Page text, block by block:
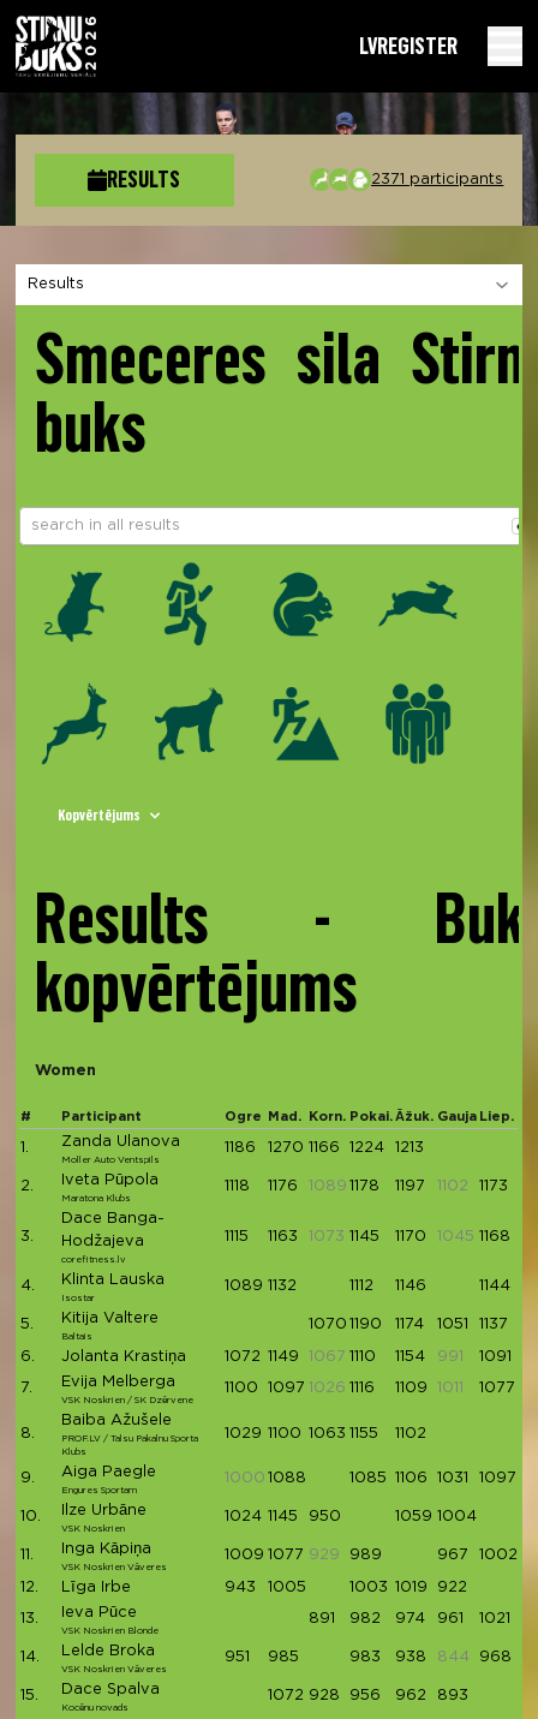
LVREGISTER
RESULTS 2371 participants
Choose a section
Smeceres sila
buks
Kopvērtējums
Results -
kopvērtējums
Women
# Participant Ogre Mad. Korn. Pokai. Āžuk. Gauja Liep.
1. Zanda Ulanova
Moller Auto Ventspils
1186 1270 1166 1224 1213
2. Iveta Pūpola
Maratona Klubs
1118 1176 1089 1178 1197 1102 1173
3.
Dace Banga-
Hodžajeva
corefitness.lv
1115 1163 1073 1145 1170 1045 1168
4. Klinta Lauska
Isostar
1089 1132 1112 1146 1144
5. Kitija Valtere
Baltais
1070 1190 1174 1051 1137
6. Jolanta Krastiņa 1072 1149 1067 1110 1154 991 1091
7. Evija Melberga
VSK Noskrien / SK Dzērvene
1100 1097 1026 1116 1109 1011 1077
8.
Baiba Ažušele
PROF.LV / Talsu Pakalnu Sporta
Klubs
1029 1100 1063 1155 1102
9. Aiga Paegle
Engures Sportam
1000 1088 1085 1106 1031 1097
10. Ilze Urbāne
VSK Noskrien
1024 1145 950 1059 1004
11. Inga Kāpiņa
VSK Noskrien Vāveres
1009 1077 929 989 967 1002
12. Līga Irbe 943 1005 1003 1019 922
13. Ieva Pūce
VSK Noskrien Blonde
891 982 974 961 1021
14. Lelde Broka
VSK Noskrien Vāveres
951 985 983 938 844 968
15. Dace Spalva
Kocēnu novads
1072 928 956 962 893